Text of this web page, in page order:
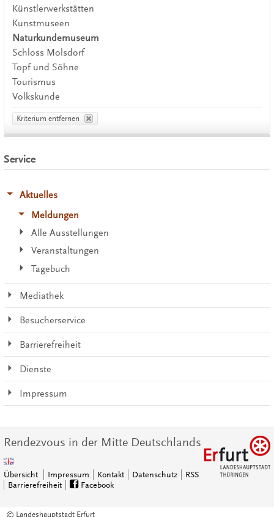
Künstlerwerkstätten
Kunstmuseen
Naturkundemuseum
Schloss Molsdorf
Topf und Söhne
Tourismus
Volkskunde
Kriterium entfernen
Service
Aktuelles
Meldungen
Alle Ausstellungen
Veranstaltungen
Tagebuch
Mediathek
Besucherservice
Barrierefreiheit
Dienste
Impressum
Rendezvous in der Mitte Deutschlands
Übersicht Impressum Kontakt Datenschutz
RSS
Barrierefreiheit
Facebook
© Landeshauptstadt Erfurt